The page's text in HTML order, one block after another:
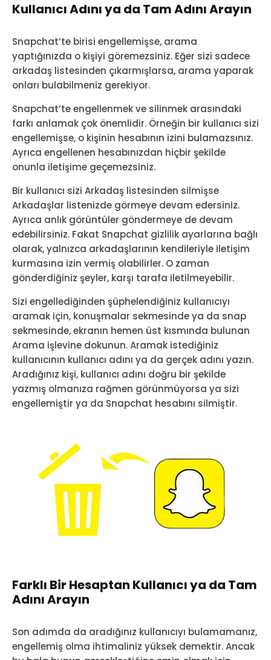
Kullanıcı Adını ya da Tam Adını Arayın
Snapchat’te birisi engellemişse, arama
yaptığınızda o kişiyi göremezsiniz. Eğer sizi sadece
arkadaş listesinden çıkarmışlarsa, arama yaparak
onları bulabilmeniz gerekiyor.
Snapchat’te engellenmek ve silinmek arasındaki
farkı anlamak çok önemlidir. Örneğin bir kullanıcı sizi
engellemişse, o kişinin hesabının izini bulamazsınız.
Ayrıca engellenen hesabınızdan hiçbir şekilde
onunla iletişime geçemezsiniz.
Bir kullanıcı sizi Arkadaş listesinden silmişse
Arkadaşlar listenizde görmeye devam edersiniz.
Ayrıca anlık görüntüler göndermeye de devam
edebilirsiniz. Fakat Snapchat gizlilik ayarlarına bağlı
olarak, yalnızca arkadaşlarının kendileriyle iletişim
kurmasına izin vermiş olabilirler. O zaman
gönderdiğiniz şeyler, karşı tarafa iletilmeyebilir.
Sizi engellediğinden şüphelendiğiniz kullanıcıyı
aramak için, konuşmalar sekmesinde ya da snap
sekmesinde, ekranın hemen üst kısmında bulunan
Arama işlevine dokunun. Aramak istediğiniz
kullanıcının kullanıcı adını ya da gerçek adını yazın.
Aradığınız kişi, kullanıcı adını doğru bir şekilde
yazmış olmanıza rağmen görünmüyorsa ya sizi
engellemiştir ya da Snapchat hesabını silmiştir.
Farklı Bir Hesaptan Kullanıcı ya da Tam
Adını Arayın
Son adımda da aradığınız kullanıcıyı bulamamanız,
engellemiş olma ihtimaliniz yüksek demektir. Ancak